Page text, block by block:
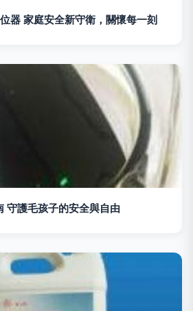
器 家庭安全新守衛，關懷每一刻
守護毛孩子的安全與自由